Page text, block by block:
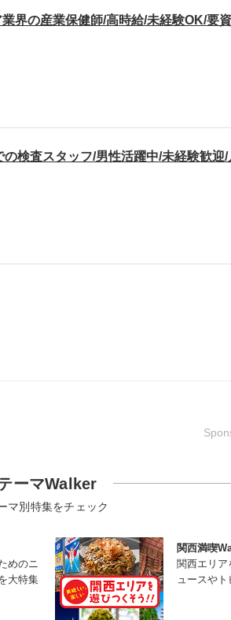
界の産業保健師/高時給/未経験OK/要
検査スタッフ/男性活躍中/未経験歓迎
ーマWalker
マ別特集をチェック
めのニ
大特集
関西満喫
関西エリア
ュースや